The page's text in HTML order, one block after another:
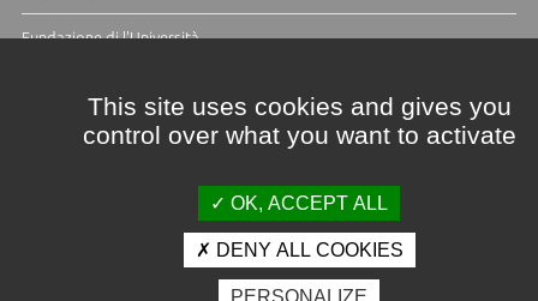
Fundazione di l'Università
Crédits et mentions légales
This site uses cookies and gives you
control over what you want to activate
OK, ACCEPT ALL
DENY ALL COOKIES
PERSONALIZE